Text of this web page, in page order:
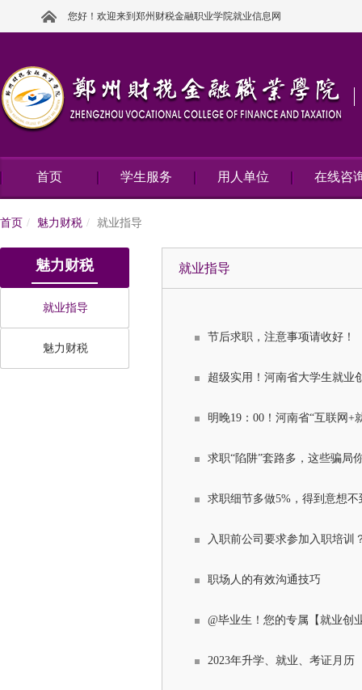
您好！欢迎来到郑州财税金融职业学院就业信息网
首页 学生服务 用人单位 在线咨
首页 魅力财税 就业指导
魅力财税
就业指导
魅力财税
就业指导
节后求职，注意事项请收好！
超级实用！河南省大学生就业
明晚19：00！河南省“互联网
求职“陷阱”套路多，这些骗局
求职细节多做5%，得到意想不
入职前公司要求参加入职培训
职场人的有效沟通技巧
@毕业生！您的专属【就业创
2023年升学、就业、考证月历